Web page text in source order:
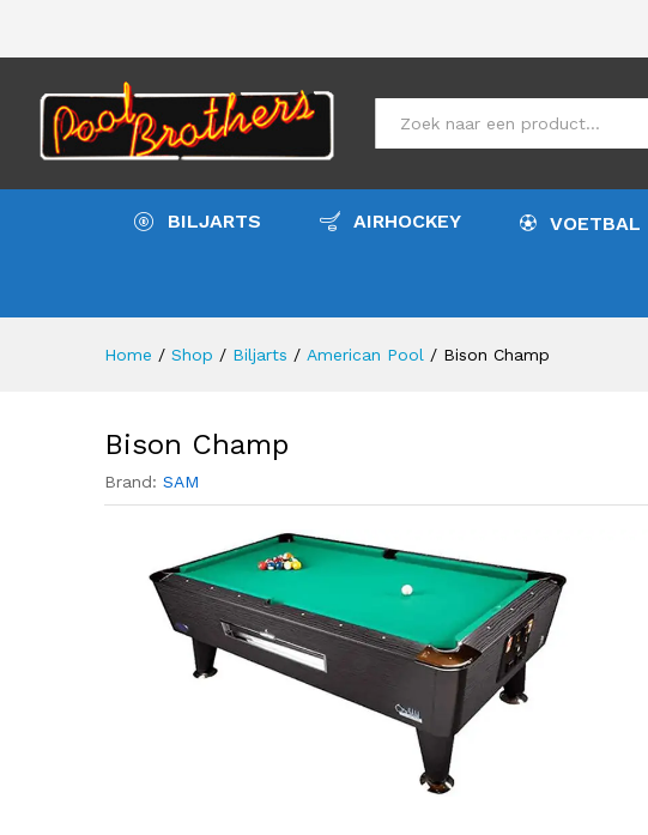
BILJARTS AIRHOCKEY VOETBAL
Home / Shop / Biljarts / American Pool / Bison Champ
Bison Champ
Brand: SAM